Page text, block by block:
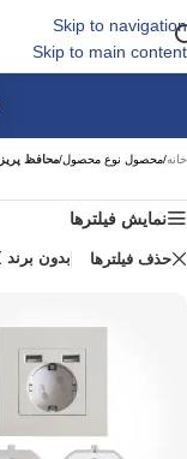
Skip to navigation
Skip to main content
خانه/محصول نوع محصول/محافظ پریز
نمایش فیلترها
حذف فیلترها بدون برند